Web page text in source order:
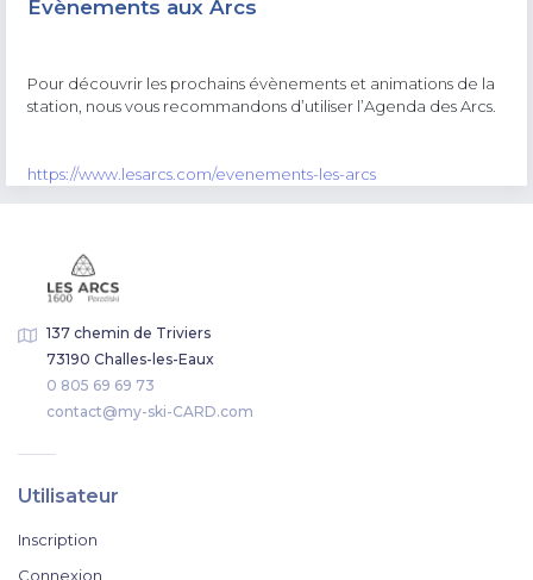
Evènements aux Arcs
Pour découvrir les prochains évènements et animations de la
station, nous vous recommandons d’utiliser l’Agenda des Arcs.
https://www.lesarcs.com/evenements-les-arcs
137 chemin de Triviers
73190 Challes-les-Eaux
0 805 69 69 73
contact@my-ski-CARD.com
Utilisateur
Inscription
Connexion